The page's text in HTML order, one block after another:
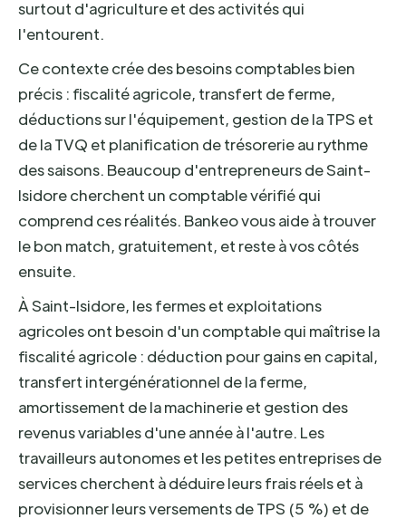
surtout d'agriculture et des activités qui
l'entourent.
Ce contexte crée des besoins comptables bien
précis : fiscalité agricole, transfert de ferme,
déductions sur l'équipement, gestion de la TPS et
de la TVQ et planification de trésorerie au rythme
des saisons. Beaucoup d'entrepreneurs de Saint-
Isidore cherchent un comptable vérifié qui
comprend ces réalités. Bankeo vous aide à trouver
le bon match, gratuitement, et reste à vos côtés
ensuite.
À Saint-Isidore, les fermes et exploitations
agricoles ont besoin d'un comptable qui maîtrise la
fiscalité agricole : déduction pour gains en capital,
transfert intergénérationnel de la ferme,
amortissement de la machinerie et gestion des
revenus variables d'une année à l'autre. Les
travailleurs autonomes et les petites entreprises de
services cherchent à déduire leurs frais réels et à
provisionner leurs versements de TPS (5 %) et de